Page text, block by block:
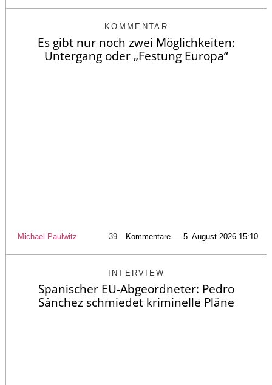
KOMMENTAR
Es gibt nur noch zwei Möglichkeiten:
Untergang oder „Festung Europa“
Michael Paulwitz 39 Kommentare — 5. August 2026 15:10
INTERVIEW
Spanischer EU-Abgeordneter: Pedro
Sánchez schmiedet kriminelle Pläne